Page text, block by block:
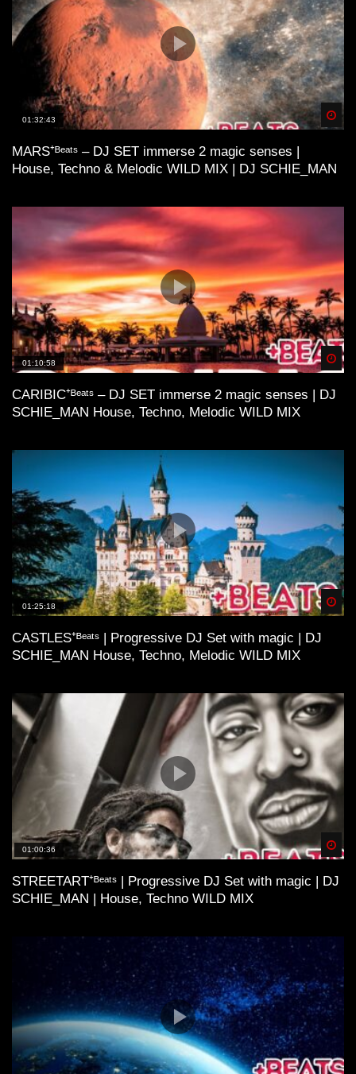
01:32:43
MARS⁺ᴮᵉᵃᵗˢ – DJ SET immerse 2 magic senses |
House, Techno & Melodic WILD MIX | DJ SCHIE_MAN
01:10:58
CARIBIC⁺ᴮᵉᵃᵗˢ – DJ SET immerse 2 magic senses | DJ
SCHIE_MAN House, Techno, Melodic WILD MIX
01:25:18
CASTLES⁺ᴮᵉᵃᵗˢ | Progressive DJ Set with magic | DJ
SCHIE_MAN House, Techno, Melodic WILD MIX
01:00:36
STREETART⁺ᴮᵉᵃᵗˢ | Progressive DJ Set with magic | DJ
SCHIE_MAN | House, Techno WILD MIX